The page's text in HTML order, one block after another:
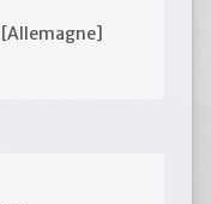
[Allemagne]